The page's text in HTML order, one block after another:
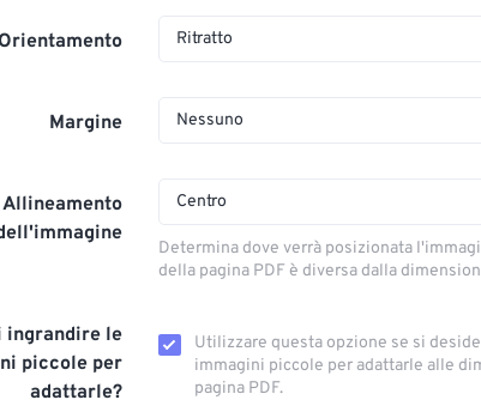
Orientamento Ritratto
Margine Nessuno
Allineamento
Centro
Determina dove verrà posizionata
della pagina PDF è diversa dalla
ingrandire le
piccole per
adattarle?
Utilizzare questa opzione se si
immagini piccole per adattarle alle
pagina PDF.